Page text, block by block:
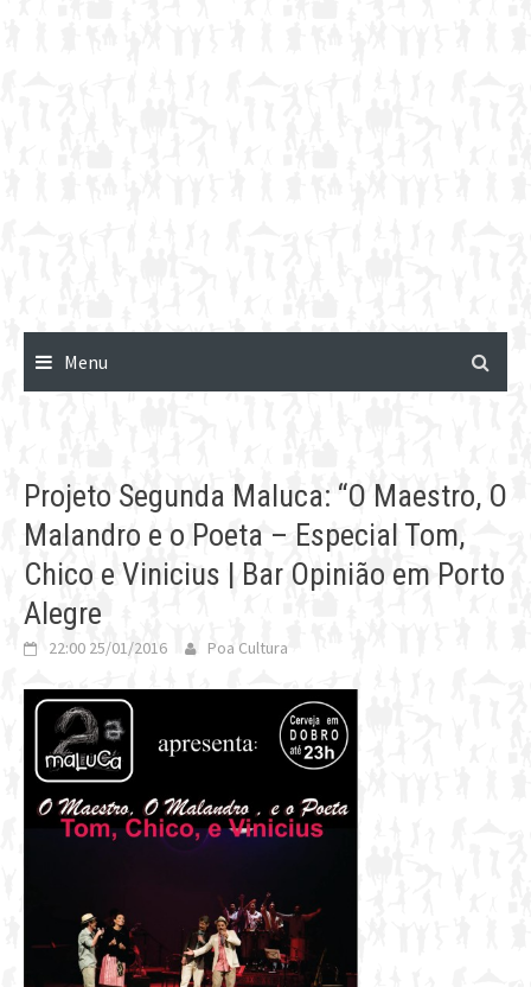
Menu
Projeto Segunda Maluca: “O Maestro, O
Malandro e o Poeta – Especial Tom,
Chico e Vinicius | Bar Opinião em Porto
Alegre
22:00 25/01/2016 Poa Cultura